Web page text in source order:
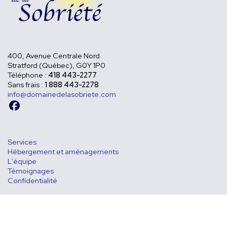
400, Avenue Centrale Nord
Stratford (Québec), G0Y 1P0
Téléphone : 418 443-2277
Sans frais : 1 888 443-2278
info@domainedelasobriete.com
Services
Hébergement et aménagements
L'équipe
Témoignages
Confidentialité